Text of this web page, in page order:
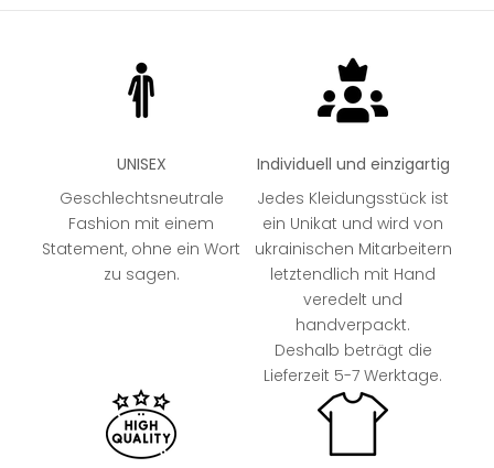
UNISEX
Geschlechtsneutrale
Fashion mit einem
Statement, ohne ein Wort
zu sagen.
Individuell und einzigartig
Jedes Kleidungsstück ist
ein Unikat und wird von
ukrainischen Mitarbeitern
letztendlich mit Hand
veredelt und
handverpackt.
Deshalb beträgt die
Lieferzeit 5-7 Werktage.